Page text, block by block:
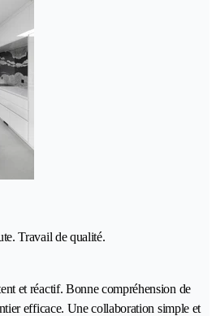
Travail de qualité.
et réactif. Bonne compréhension de
efficace. Une collaboration simple et